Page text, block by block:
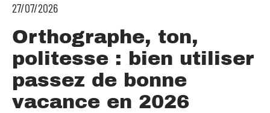
27/07/2026
Orthographe, ton,
politesse : bien utiliser
passez de bonne
vacance en 2026